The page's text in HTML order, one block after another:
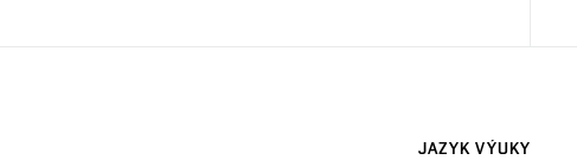
JAZYK VÝUKY